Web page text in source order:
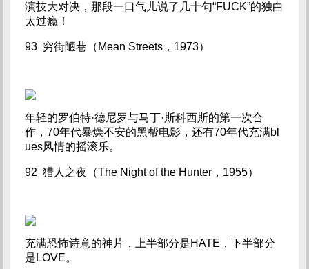
演技大对决，那段一口气儿说了几十句“FUCK”的独白
太过瘾！
93 穷街陋巷（Mean Streets，1973）
年轻的罗伯特·德尼罗与马丁·斯科西斯的第一次合
作，70年代暴燥不安的黑帮电影，还有70年代充满bl
ues风情的摇滚乐。
92 猎人之夜（The Night of the Hunter，1955）
充满恐怖诗意的神片，上半部分是HATE，下半部分
是LOVE。